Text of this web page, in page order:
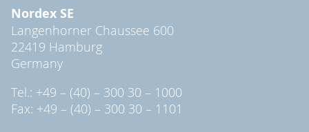
Nordex SE
Langenhorner Chaussee 600
22419 Hamburg
Germany
Tel.: +49 – (40) – 300 30 – 1000
Fax: +49 – (40) – 300 30 – 1101